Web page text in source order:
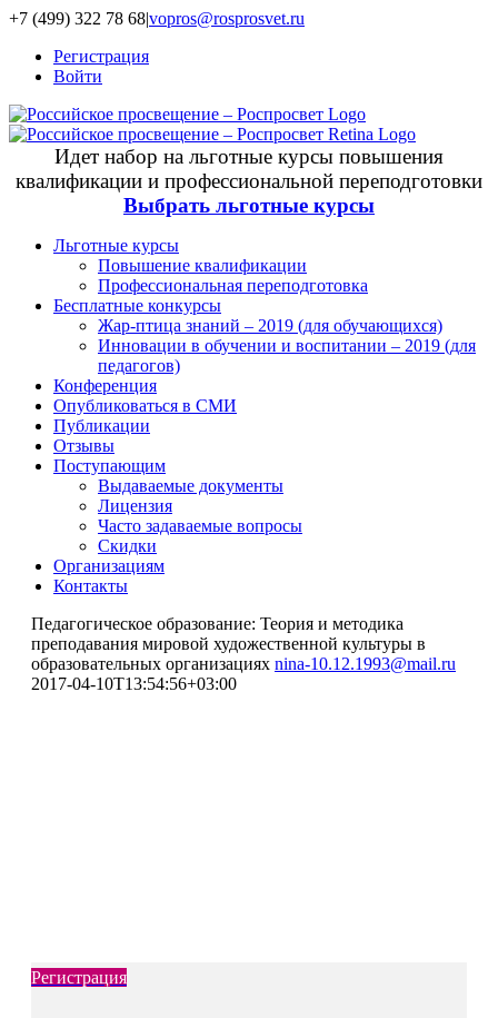
+7 (499) 322 78 68|vopros@rosprosvet.ru
Регистрация
Войти
Идет набор на льготные курсы повышения
квалификации и профессиональной переподготовки
Выбрать льготные курсы
Льготные курсы
Повышение квалификации
Профессиональная переподготовка
Бесплатные конкурсы
Жар-птица знаний – 2019 (для обучающихся)
Инновации в обучении и воспитании – 2019 (для
педагогов)
Конференция
Опубликоваться в СМИ
Публикации
Отзывы
Поступающим
Выдаваемые документы
Лицензия
Часто задаваемые вопросы
Скидки
Организациям
Контакты
Педагогическое образование: Теория и методика
преподавания мировой художественной культуры в
образовательных организациях nina-10.12.1993@mail.ru
2017-04-10T13:54:56+03:00
Регистрация